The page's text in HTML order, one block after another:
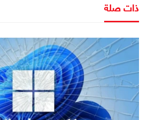
ذات صلة